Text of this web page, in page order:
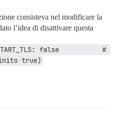
consisteva nel modificare la
l’idea di disattivare questa
true)